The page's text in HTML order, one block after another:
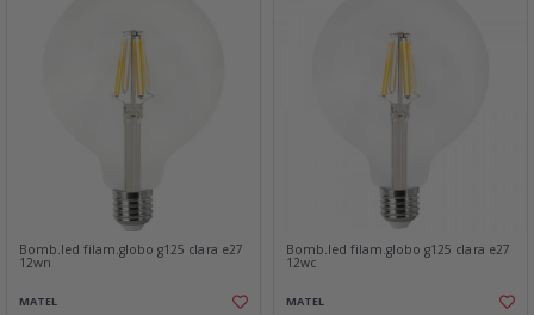
Bomb.led filam.globo g125 clara e27
12wn
MATEL
Bomb.led filam.globo g125 clara e27
12wc
MATEL